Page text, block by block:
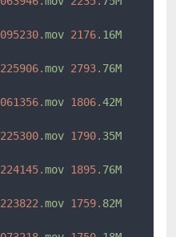
095230.mov 2176. 16M
225906.mov 2793. 76M
061356.mov 1806.42M
225300.mov 1790. 35M
224145.mov 1895. 76M
223822.mov 1759. 82M